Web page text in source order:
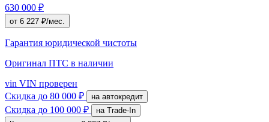
630 000 ₽
от 6 227 ₽/мес.
Гарантия юридической чистоты
Оригинал ПТС в наличии
vin VIN проверен
Скидка до 80 000 ₽ на автокредит
Скидка до 100 000 ₽
на Trade-In